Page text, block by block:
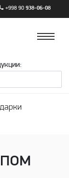
+998 90 938-06-08